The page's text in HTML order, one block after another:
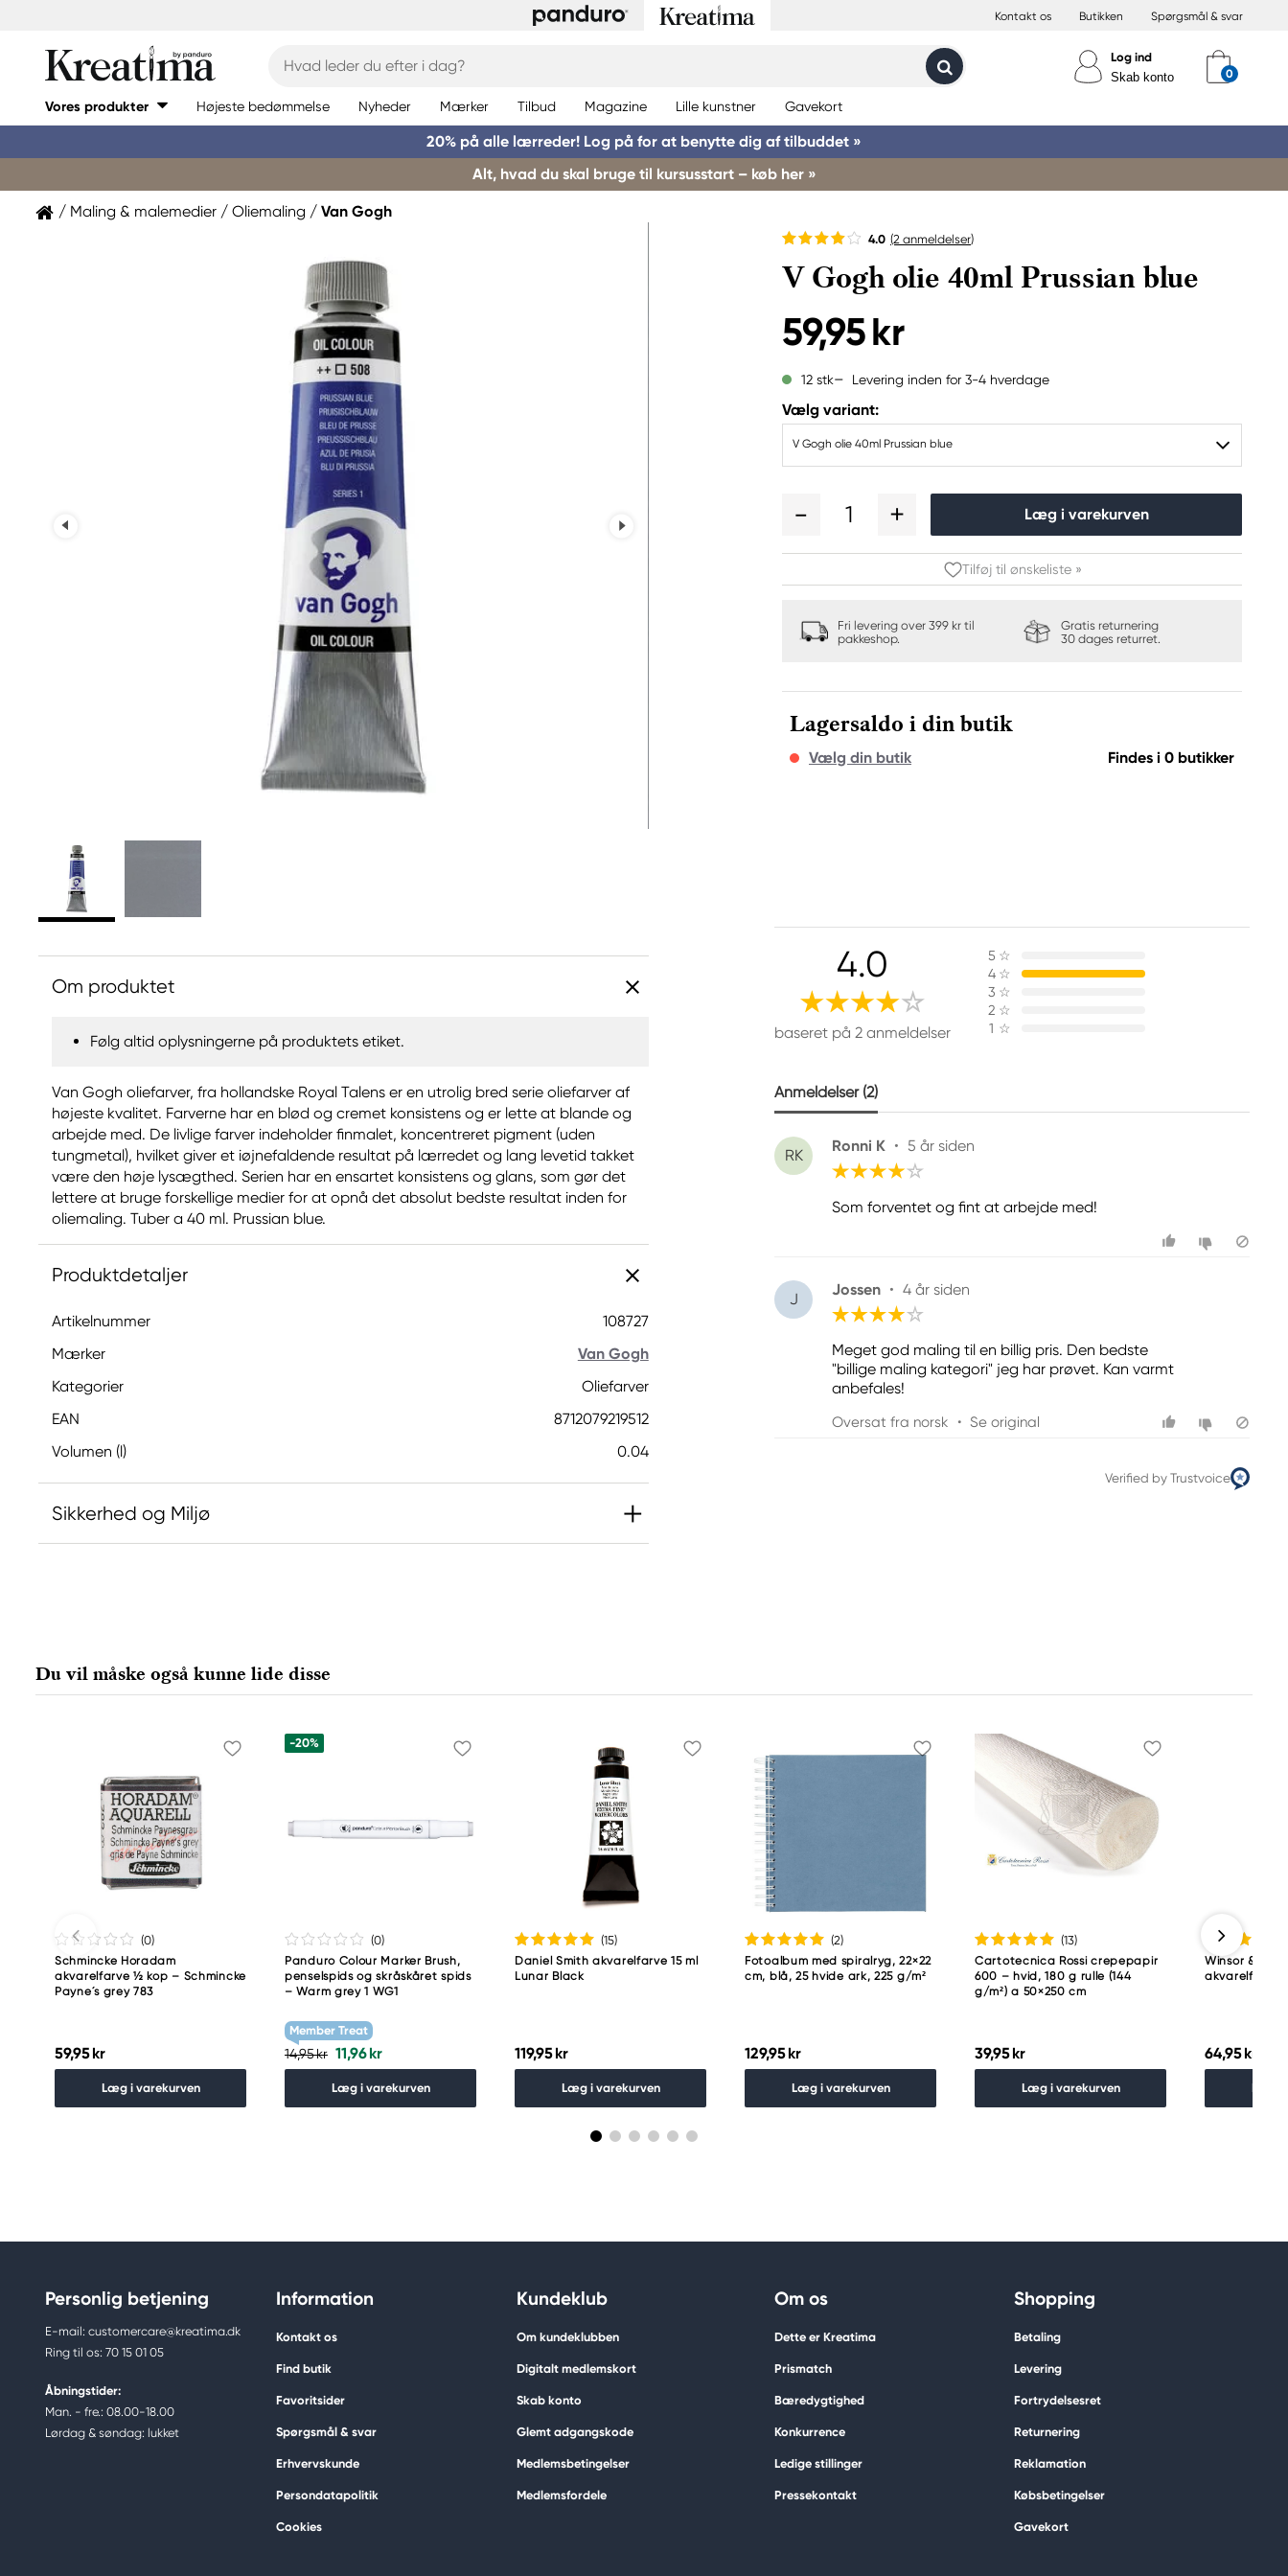
Kontakt os Butikken Spørgsmål & svar
Log ind
Skab konto
Vores produkter Højeste bedømmelse Nyheder Mærker Tilbud Magazine Lille kunstner Gavekort
20% på alle lærreder! Log på for at benytte dig af tilbuddet »
Alt, hvad du skal bruge til kursusstart – køb her »
Maling & malemedier Oliemaling Van Gogh
4.0 (2 anmeldelser)
V Gogh olie 40ml Prussian blue
59,95 kr
12 stk Levering inden for 3-4 hverdage
Vælg variant:
V Gogh olie 40ml Prussian blue
1 Læg i varekurven
Tilføj til ønskeliste »
Fri levering over 399 kr til
pakkeshop.
Gratis returnering
30 dages returret.
Lagersaldo i din butik
Vælg din butik Findes i 0 butikker
Om produktet
Følg altid oplysningerne på produktets etiket.
Van Gogh oliefarver, fra hollandske Royal Talens er en utrolig bred serie oliefarver af
højeste kvalitet. Farverne har en blød og cremet konsistens og er lette at blande og
arbejde med. De livlige farver indeholder finmalet, koncentreret pigment (uden
tungmetal), hvilket giver et iøjnefaldende resultat på lærredet og lang levetid takket
være den høje lysægthed. Serien har en ensartet konsistens og glans, som gør det
lettere at bruge forskellige medier for at opnå det absolut bedste resultat inden for
oliemaling. Tuber a 40 ml. Prussian blue.
Produktdetaljer
Artikelnummer
108727
Mærker
Van Gogh
Kategorier
Oliefarver
EAN
8712079219512
Volumen (l)
0.04
Sikkerhed og Miljø
7311 PD Apeldoorn, Netherlands
info@royaltalens.com
4.0
baseret på 2 anmeldelser
5 ☆
4 ☆
3 ☆
2 ☆
1 ☆
Anmeldelser (2)
RK
Ronni K • 5 år siden
Som forventet og fint at arbejde med!
J
Jossen • 4 år siden
Meget god maling til en billig pris. Den bedste
"billige maling kategori" jeg har prøvet. Kan varmt
anbefales!
Oversat fra norsk • Se original
Verified by Trustvoice
Du vil måske også kunne lide disse
(0)
Schmincke Horadam
akvarelfarve ½ kop – Schmincke
Payne´s grey 783
59,95 kr
Læg i varekurven
-20%
(0)
Panduro Colour Marker Brush,
penselspids og skråskåret spids
– Warm grey 1 WG1
Member Treat
14,95 kr 11,96 kr
Læg i varekurven
(15)
Daniel Smith akvarelfarve 15 ml
Lunar Black
119,95 kr
Læg i varekurven
(2)
Fotoalbum med spiralryg, 22×22
cm, blå, 25 hvide ark, 225 g/m²
129,95 kr
Læg i varekurven
(13)
Cartotecnica Rossi crepepapir
600 – hvid, 180 g rulle (144
g/m²) a 50×250 cm
39,95 kr
Læg i varekurven
Winsor &
akvarelfarve
64,95 kr
Læg i
Personlig betjening
E-mail: customercare@kreatima.dk
Ring til os: 70 15 01 05
Åbningstider:
Man. - fre.: 08.00-18.00
Lørdag & søndag: lukket
Information
Kontakt os
Find butik
Favoritsider
Spørgsmål & svar
Erhvervskunde
Persondatapolitik
Cookies
Kundeklub
Om kundeklubben
Digitalt medlemskort
Skab konto
Glemt adgangskode
Medlemsbetingelser
Medlemsfordele
Om os
Dette er Kreatima
Prismatch
Bæredygtighed
Konkurrence
Ledige stillinger
Pressekontakt
Shopping
Betaling
Levering
Fortrydelsesret
Returnering
Reklamation
Købsbetingelser
Gavekort